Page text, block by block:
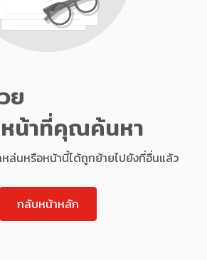
ย
หน้าที่คุณค้นหา
นหรือหน้านี้ได้ถูกย้ายไปยังที่อื่นแล้ว
กลับหน้าหลัก